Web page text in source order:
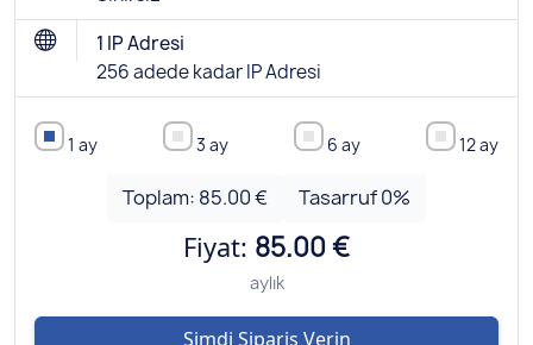
1 IP Adresi
256 adede kadar IP Adresi
1 ay 3 ay 6 ay 12 ay
Toplam: 85.00 € Tasarruf0%
Fiyat: 85.00 €
aylık
Şimdi Sipariş Verin